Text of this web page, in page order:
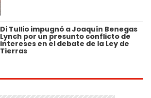
Di Tullio impugnó a Joaquín Benegas
Lynch por un presunto conflicto de
intereses en el debate de la Ley de
Tierras